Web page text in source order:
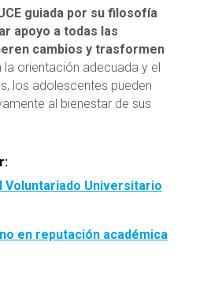
guiada por su filosofía
apoyo a todas las
cambios y trasformen
la orientación adecuada y el
los adolescentes pueden
al bienestar de sus
Voluntariado Universitario
en reputación académica